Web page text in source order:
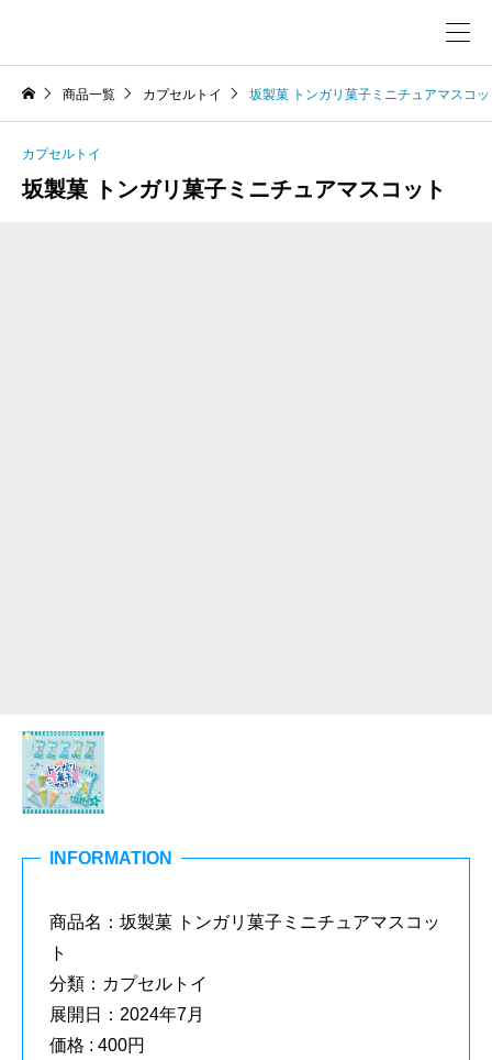
商品一覧 カプセルトイ 坂製菓 トンガリ菓子ミニチュアマスコ
カプセルトイ
坂製菓 トンガリ菓子ミニチュアマスコット
INFORMATION
商品名：坂製菓 トンガリ菓子ミニチュアマスコッ
ト
分類：カプセルトイ
展開日：2024年7月
価格 : 400円